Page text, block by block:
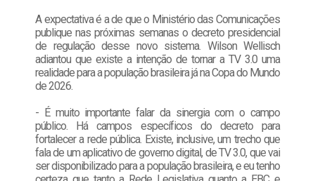
A expectativa é a de que o Ministério das Comunicações
publique nas próximas semanas o decreto presidencial
de regulação desse novo sistema. Wilson Wellisch
adiantou que existe a intenção de tornar a TV 3.0 uma
realidade para a população brasileira já na Copa do Mundo
de 2026.
- É muito importante falar da sinergia com o campo
público. Há campos específicos do decreto para
fortalecer a rede pública. Existe, inclusive, um trecho que
fala de um aplicativo de governo digital, de TV 3.0, que vai
ser disponibilizado para a população brasileira, e eu tenho